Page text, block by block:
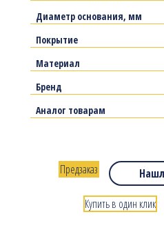
Диаметр основания, мм
Покрытие
Материал
Бренд
Аналог товарам
Предзаказ
Купить в один клик